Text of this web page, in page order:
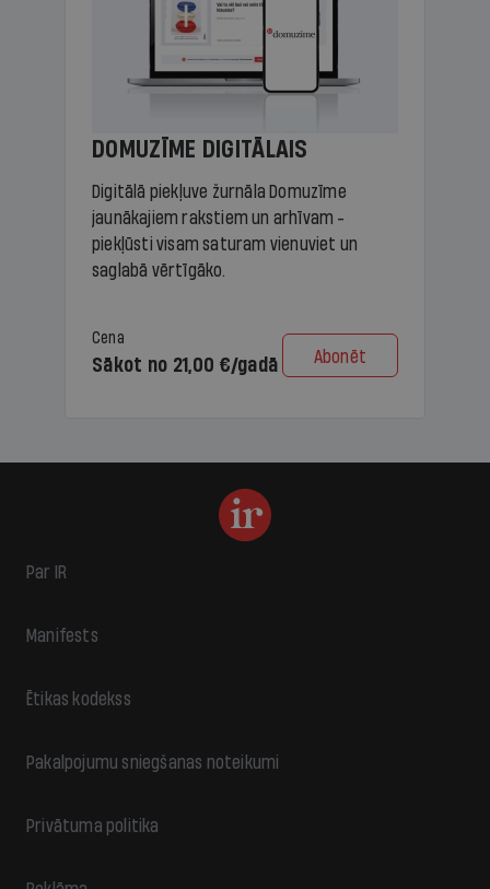
DOMUZĪME DIGITĀLAIS
Digitālā piekļuve žurnāla Domuzīme
jaunākajiem rakstiem un arhīvam -
piekļūsti visam saturam vienuviet un
saglabā vērtīgāko.
Cena
Sākot no 21,00 €/gadā Abonēt
Par IR
Manifests
Ētikas kodekss
Pakalpojumu sniegšanas noteikumi
Privātuma politika